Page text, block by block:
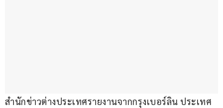
สำนักข่าวต่างประเทศรายงานจากกรุงเบอร์ลิน ประเทศ